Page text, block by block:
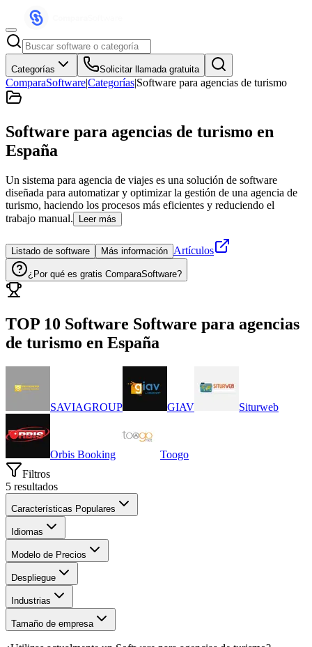
Categorías Solicitar llamada gratuita
ComparaSoftware|Categorías|Software para agencias de turismo
Software para agencias de turismo en
España
Un sistema para agencia de viajes es una solución de software
diseñada para automatizar y optimizar la gestión de una agencia de
turismo, haciendo los procesos más eficientes y reduciendo el
trabajo manual.
Leer más
Listado de software Más información Artículos
¿Por qué es gratis ComparaSoftware?
TOP 10 Software Software para agencias
de turismo en España
SAVIAGROUP GIAV Siturweb
Orbis Booking
Toogo
Filtros
5 resultados
Características Populares
Idiomas
Modelo de Precios
Despliegue
Industrias
Tamaño de empresa